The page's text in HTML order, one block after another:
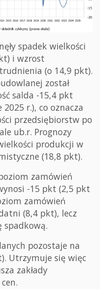
spadek wielkości
i wzrost
(o 14,9 pkt).
został
salda -15,4 pkt
r.), co oznacza
przedsiębiorstw po
ub.r. Prognozy
produkcji w
(18,8 pkt).
zamówień
-15 pkt (2,5 pkt
zamówień
(8,4 pkt), lecz
spadkową.
pozostaje na
Utrzymuje się więc
zakłady